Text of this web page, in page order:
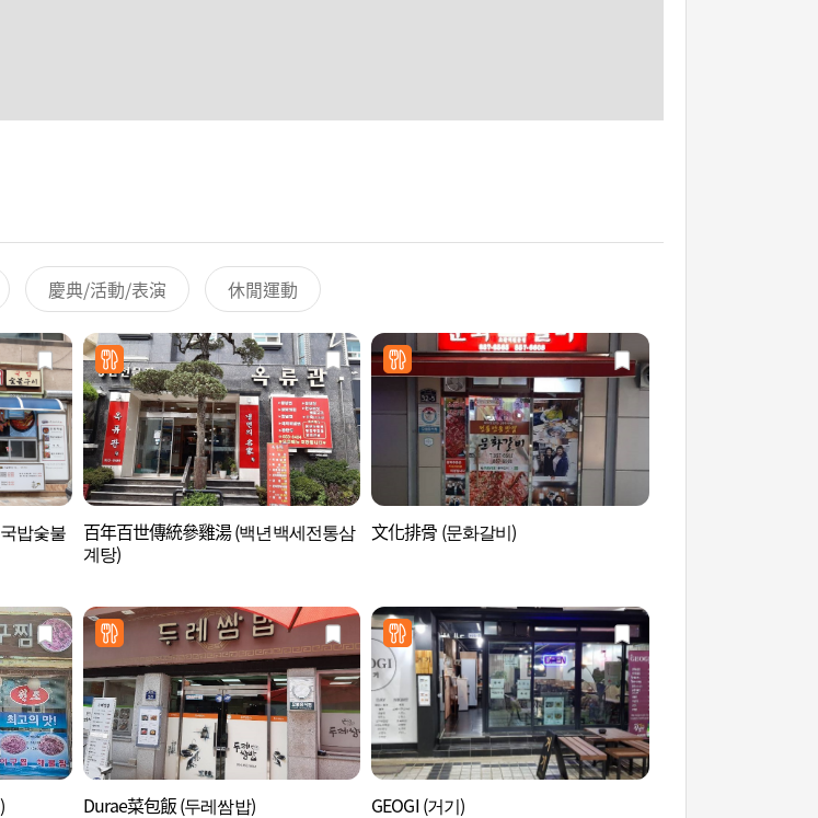
慶典/活動/表演 休閒運動
밥숯불
百年百世傳統參雞湯 (백년백세전통삼
계탕)
文化排骨 (문화갈비)
Durae菜包飯 (두레쌈밥) GEOGI (거기)